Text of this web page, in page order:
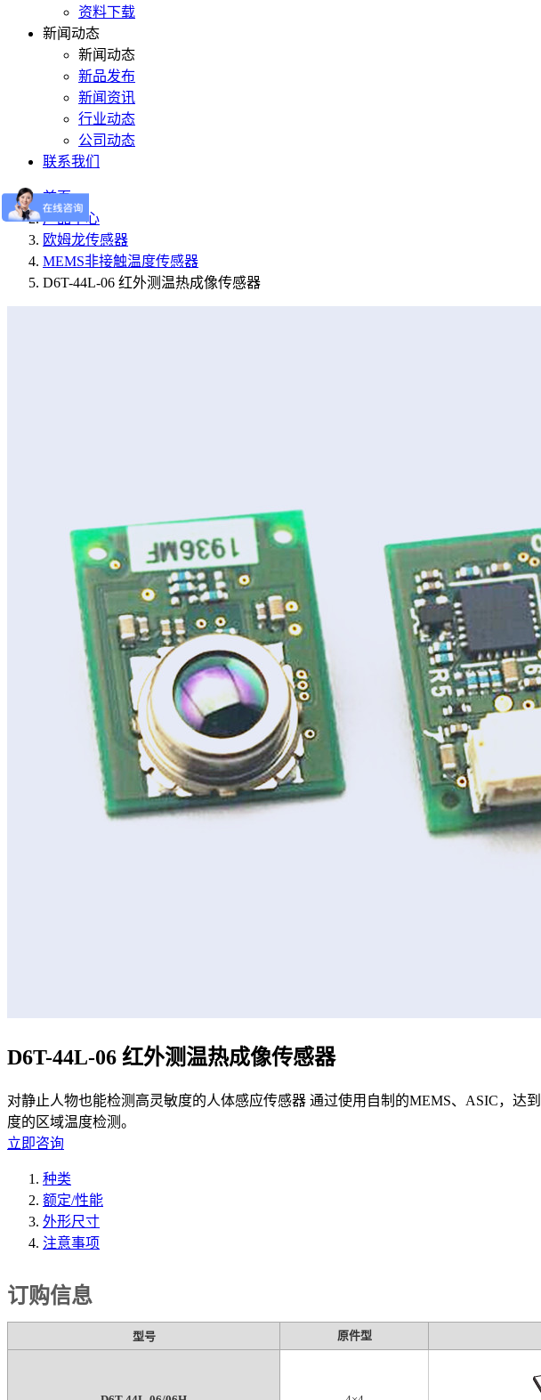
资料下载
新闻动态
新闻动态
新品发布
新闻资讯
行业动态
公司动态
联系我们
首页
产品中心
欧姆龙传感器
MEMS非接触温度传感器
D6T-44L-06 红外测温热成像传感器
D6T-44L-06 红外测温热成像传感器
对静止人物也能检测高灵敏度的人体感应传感器 通过使用自制的MEMS、ASIC，达
度的区域温度检测。
立即咨询
种类
额定/性能
外形尺寸
注意事项
订购信息
型号 原件型